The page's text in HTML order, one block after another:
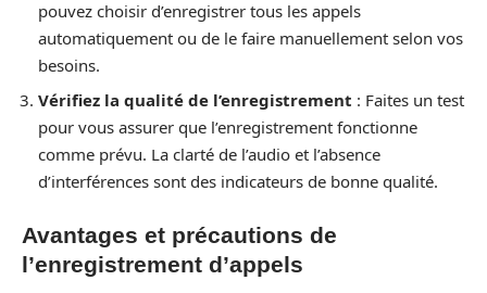
pouvez choisir d’enregistrer tous les appels
automatiquement ou de le faire manuellement selon vos
besoins.
Vérifiez la qualité de l’enregistrement : Faites un test
pour vous assurer que l’enregistrement fonctionne
comme prévu. La clarté de l’audio et l’absence
d’interférences sont des indicateurs de bonne qualité.
Avantages et précautions de
l’enregistrement d’appels